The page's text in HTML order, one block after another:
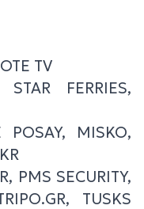
TV
FERRIES,
POSAY, MISKO,
PMS SECURITY,
TUSKS